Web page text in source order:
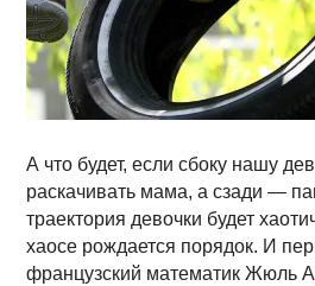
А что будет, если сбоку нашу
раскачивать мама, а сзади —
траектория девочки будет
хаосе рождается порядок. И
французский математик Жюль